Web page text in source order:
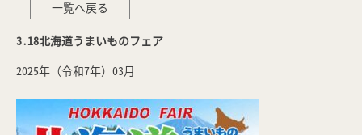
一覧へ戻る
3.18北海道うまいものフェア
2025年（令和7年）03月